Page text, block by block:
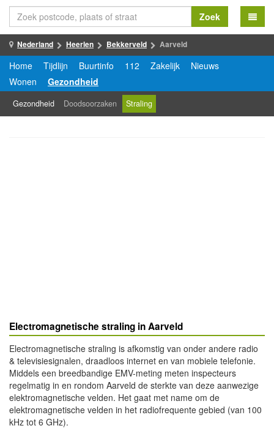
Zoek
Nederland Heerlen Bekkerveld Aarveld
Home Tijdlijn Buurtinfo 112 Zakelijk
Nieuws
Wonen
Gezondheid
Gezondheid Doodsoorzaken Straling
Electromagnetische straling in Aarveld
Electromagnetische straling is afkomstig van onder andere radio
& televisiesignalen, draadloos internet en van mobiele telefonie.
Middels een breedbandige EMV-meting meten inspecteurs
regelmatig in en rondom Aarveld de sterkte van deze aanwezige
elektromagnetische velden. Het gaat met name om de
elektromagnetische velden in het radiofrequente gebied (van 100
kHz tot 6 GHz).